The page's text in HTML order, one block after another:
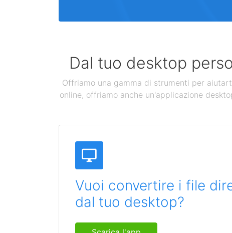
Dal tuo desktop
Offriamo una gamma di strumenti per
online, offriamo anche un'applicazione
Vuoi convertire i file
dal tuo desktop?